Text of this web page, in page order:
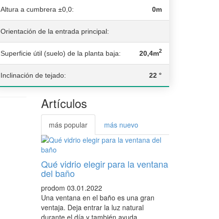
Altura a cumbrera ±0,0: 0m
Orientación de la entrada principal:
Superficie útil (suelo) de la planta baja: 20,4m2
Inclinación de tejado: 22 °
Artículos
más popular más nuevo
Qué vidrio elegir para la ventana
del baño
prodom 03.01.2022
Una ventana en el baño es una gran
ventaja. Deja entrar la luz natural
durante el día y también ayuda